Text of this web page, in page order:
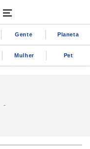
Gente Planeta
Mulher Pet